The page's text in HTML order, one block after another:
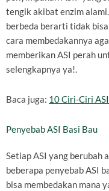
tengik akibat enzim
berbeda berarti tidak
cara membedakannya
memberikan ASI perah
selengkapnya ya!.
Baca juga: 10 Ciri-Ciri
Penyebab ASI Basi Bau
Setiap ASI yang berubah
beberapa penyebab ASI
bisa membedakan mana